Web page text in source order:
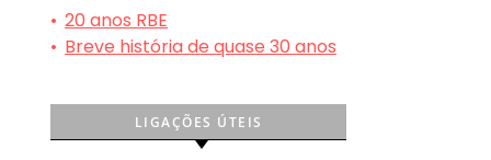
• 20 anos RBE
• Breve história de quase 30 anos
LIGAÇÕES ÚTEIS